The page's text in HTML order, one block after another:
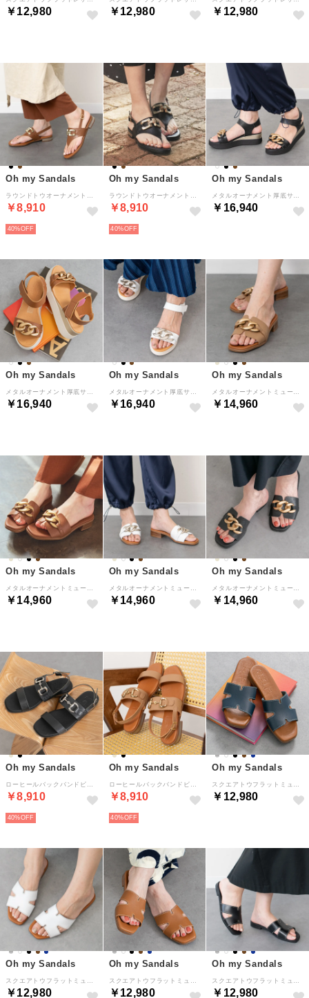
￥12,980 ￥12,980 ￥12,980
Oh my Sandals
￥8,910
40%
Oh my Sandals
￥8,910
40%
Oh my Sandals
￥16,940
Oh my Sandals
￥16,940
Oh my Sandals
￥16,940
Oh my Sandals
￥14,960
Oh my Sandals
￥14,960
Oh my Sandals
￥14,960
Oh my Sandals
￥14,960
Oh my Sandals
￥8,910
40%
Oh my Sandals
￥8,910
40%
Oh my Sandals
￥12,980
Oh my Sandals
￥12,980
Oh my Sandals
￥12,980
Oh my Sandals
￥12,980